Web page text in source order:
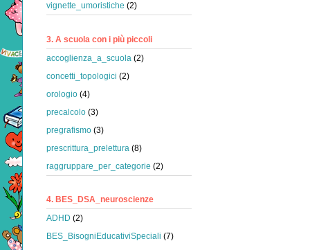
vignette_umoristiche (2)
3. A scuola con i più piccoli
accoglienza_a_scuola (2)
concetti_topologici (2)
orologio (4)
precalcolo (3)
pregrafismo (3)
prescrittura_prelettura (8)
raggruppare_per_categorie (2)
4. BES_DSA_neuroscienze
ADHD (2)
BES_BisogniEducativiSpeciali (7)